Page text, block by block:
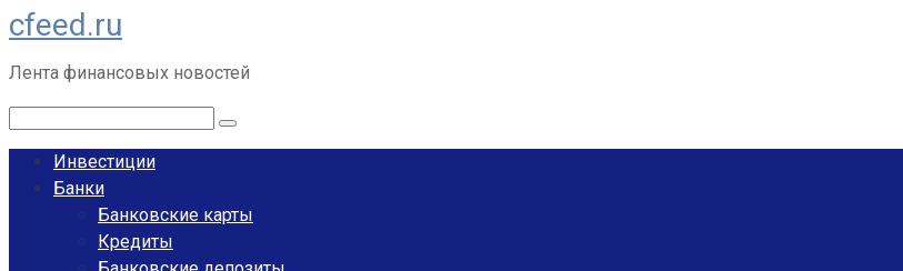
Перейти
к
контенту
cfeed.ru
Лента финансовых новостей
Инвестиции
Банки
Банковские карты
Кредиты